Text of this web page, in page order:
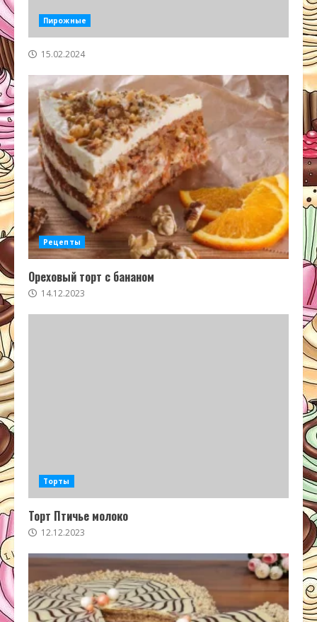
Пирожные
15.02.2024
Рецепты
Ореховый торт с бананом
14.12.2023
Торты
Торт Птичье молоко
12.12.2023